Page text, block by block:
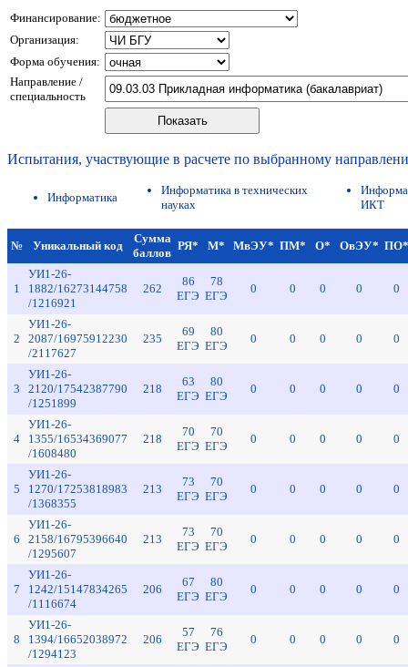
Финансирование:
Организация:
Форма обучения:
Направление /
специальность
Испытания, участвующие в расчете по выбранному
Информатика
Информатика в технических
науках
ИКТ
№ Уникальный код
Сумма
баллов
РЯ* М* МвЭУ* ПМ* О* ОвЭУ* ПО*
1
УИ1-26-
1882/16273144758
/1216921
262
86
ЕГЭ
78
ЕГЭ
0 0 0 0 0
2
УИ1-26-
2087/16975912230
/2117627
235
69
ЕГЭ
80
ЕГЭ
0 0 0 0 0
3
УИ1-26-
2120/17542387790
/1251899
218
63
ЕГЭ
80
ЕГЭ
0 0 0 0 0
4
УИ1-26-
1355/16534369077
/1608480
218
70
ЕГЭ
70
ЕГЭ
0 0 0 0 0
5
УИ1-26-
1270/17253818983
/1368355
213
73
ЕГЭ
70
ЕГЭ
0 0 0 0 0
6
УИ1-26-
2158/16795396640
/1295607
213
73
ЕГЭ
70
ЕГЭ
0 0 0 0 0
7
УИ1-26-
1242/15147834265
/1116674
206
67
ЕГЭ
80
ЕГЭ
0 0 0 0 0
8
УИ1-26-
1394/16652038972
/1294123
206
57
ЕГЭ
76
ЕГЭ
0 0 0 0 0